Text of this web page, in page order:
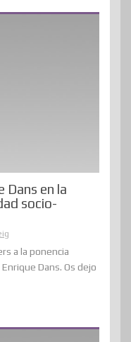
Dans en la
socio-
a la ponencia
Dans. Os dejo